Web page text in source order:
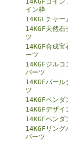
イン枠
14KGFチャー
14KGF天然石
ツ
14KGF合成宝
ーツ
14KGFジルコ
パーツ
14KGFパール
ツ
14KGFペンダ
14KGFデザイ
14KGFペンダ
14KGFリング
パーツ